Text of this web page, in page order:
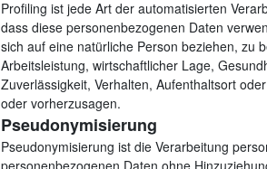
Profiling ist jede Art der automatisierten
dass diese personenbezogenen Daten
sich auf eine natürliche Person beziehen, zu
Arbeitsleistung, wirtschaftlicher Lage,
Zuverlässigkeit, Verhalten, Aufenthaltsort
oder vorherzusagen.
Pseudonymisierung
Pseudonymisierung ist die Verarbeitung
personenbezogenen Daten ohne